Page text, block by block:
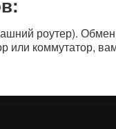
роутер).
или коммутатор,